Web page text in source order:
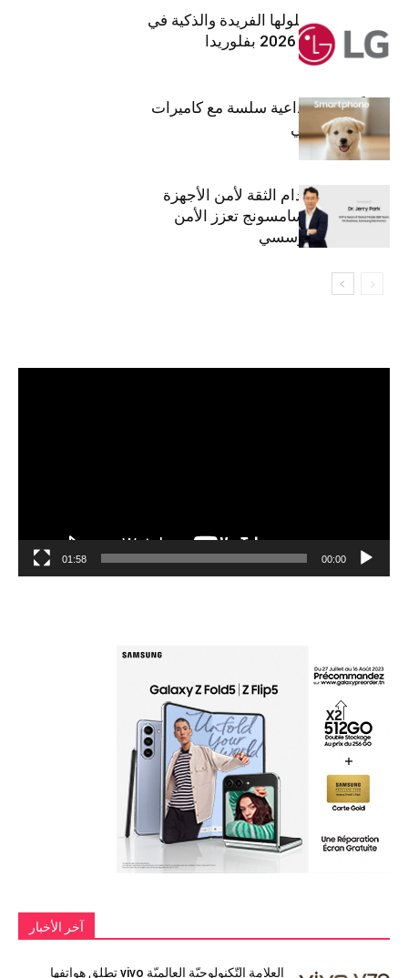
إل جي تقدم حلولها الفريدة والذكية في
معرض (KBIS) 2026 بفلوريدا
قريباً: تجربة إبداعية سلسة مع كاميرات
أجهزة جالاكسي
استراتيجية انعدام الثقة لأمن الأجهزة
المحمولة من سامسونج تعزز الأمن
السيبراني المؤسسي
00:00
01:58
آخر الأخبار
العلامة التّكنولوجيّة العالميّة vivo تطلق هواتفها